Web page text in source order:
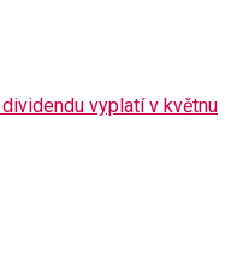
vyplatí v květnu